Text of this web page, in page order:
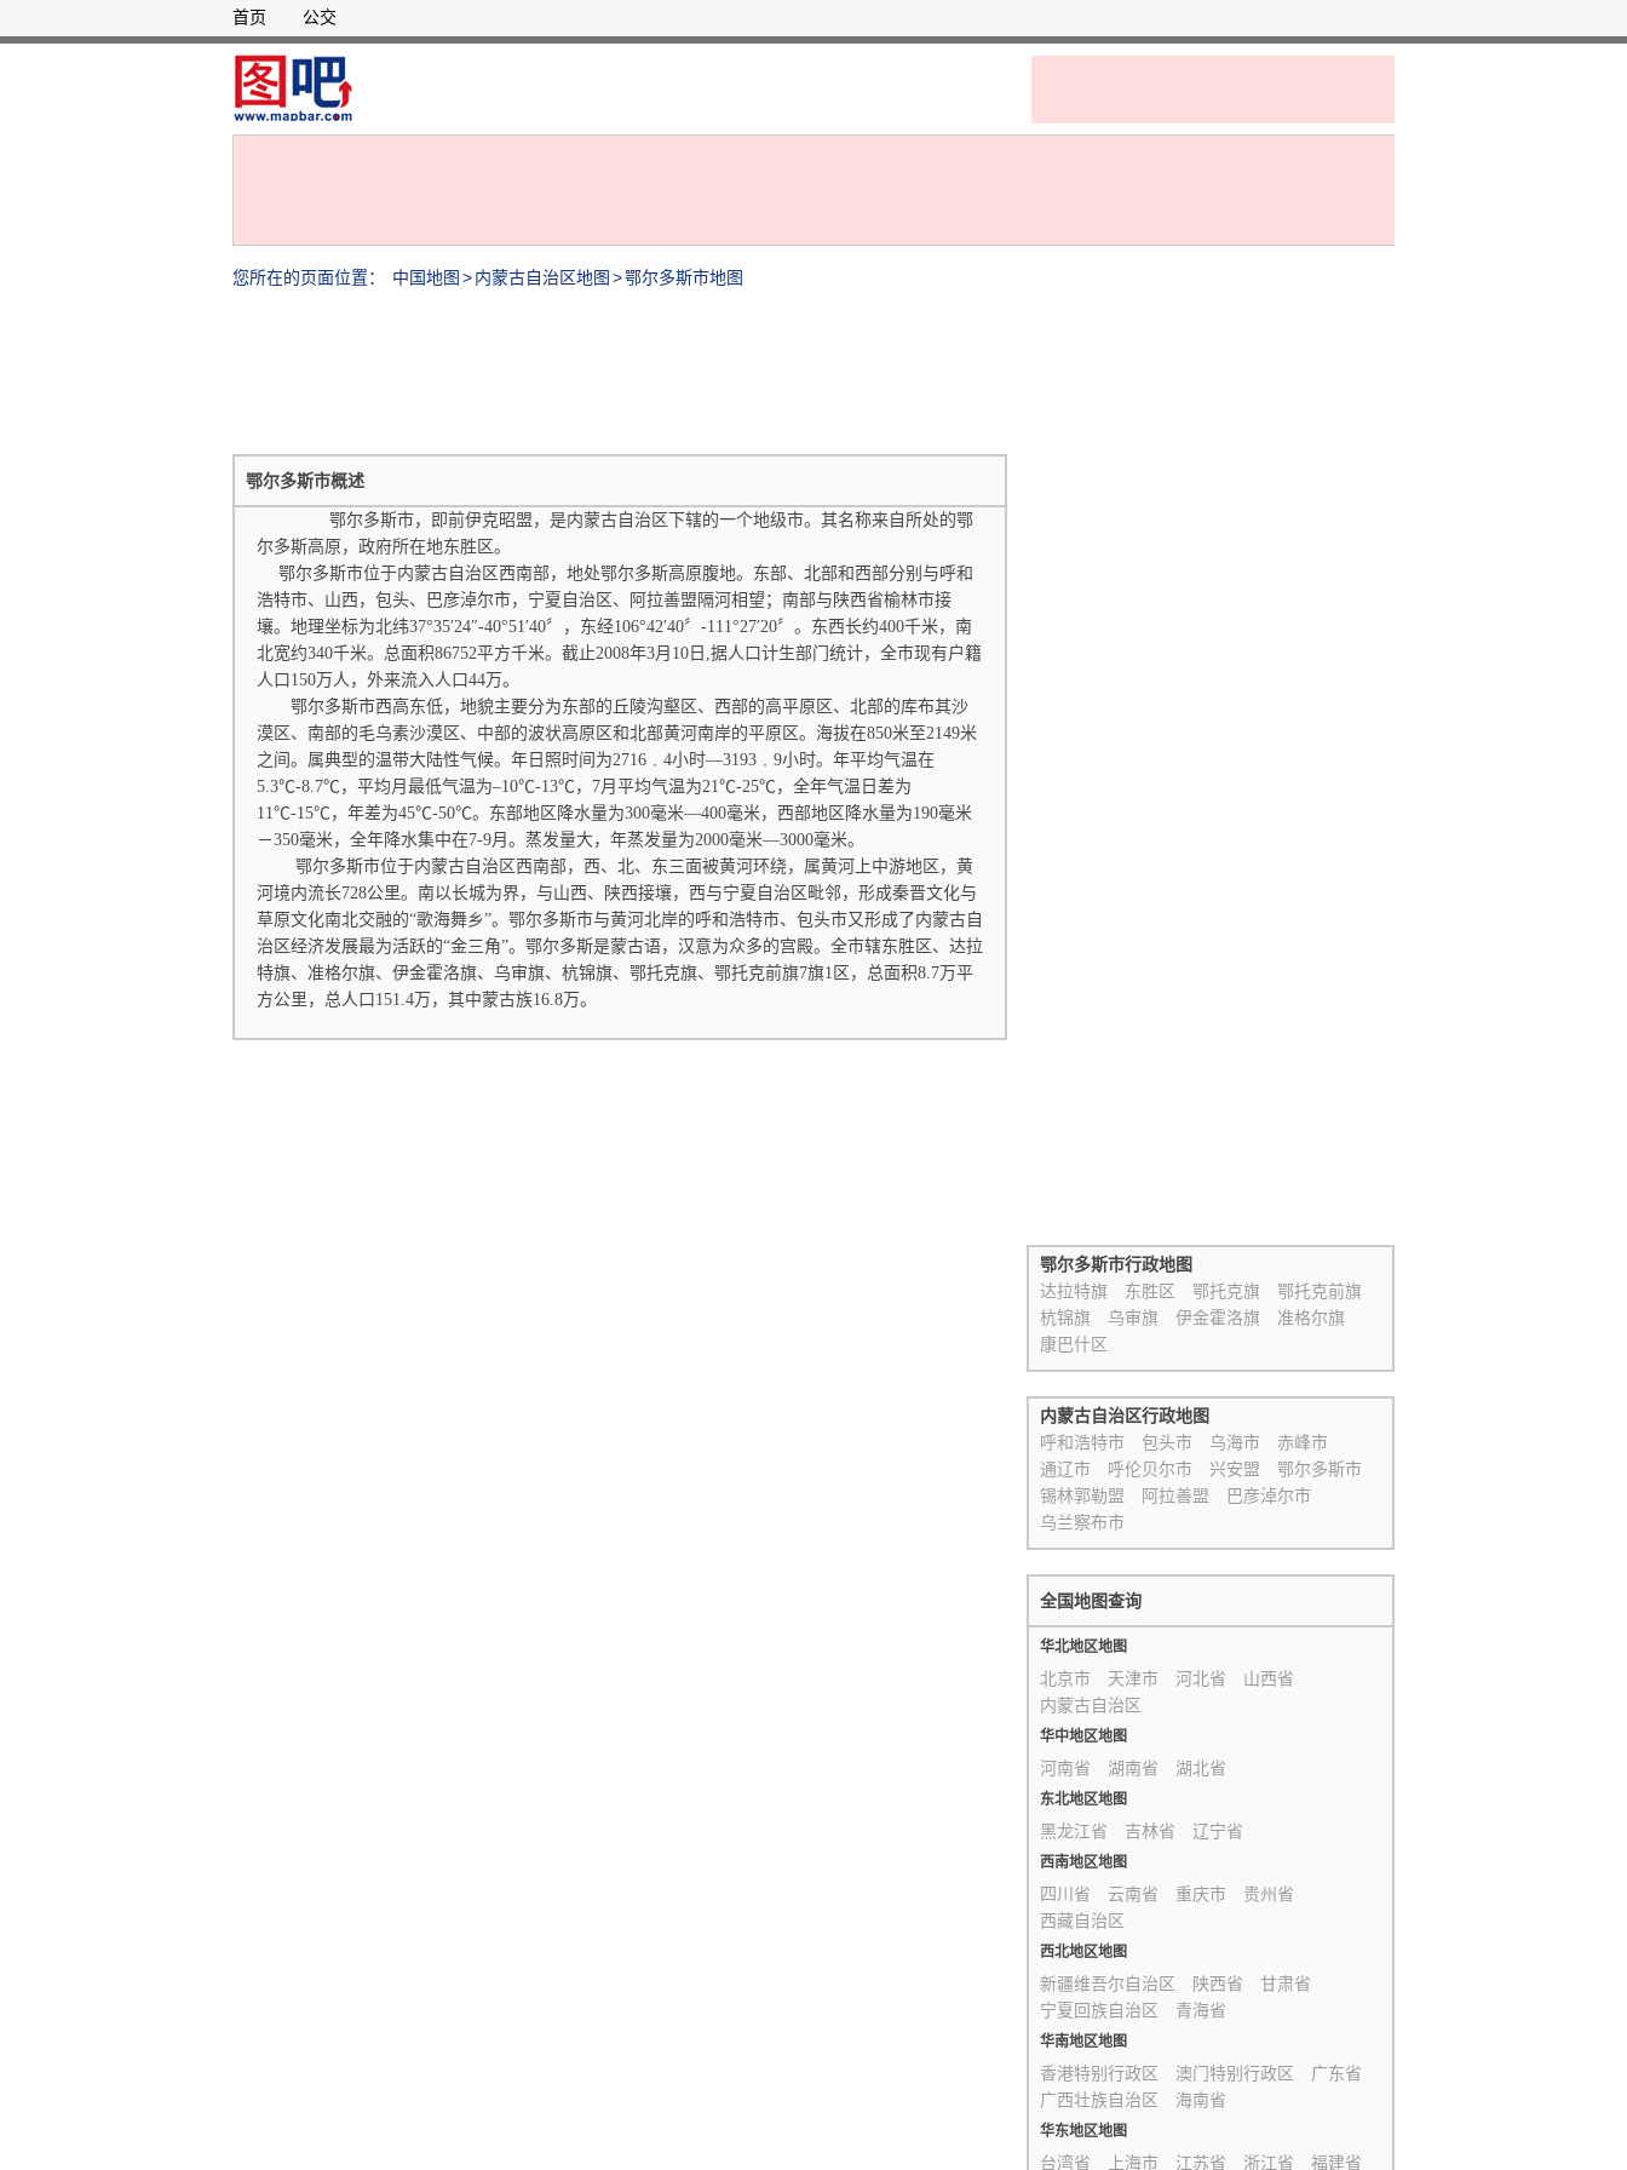
首页 公交
您所在的页面位置： 中国地图 >内蒙古自治区地图 >鄂尔多斯市地图
鄂尔多斯市概述
鄂尔多斯市，即前伊克昭盟，是内蒙古自治区下辖的一个地级市。其名称来自所处的鄂
尔多斯高原，政府所在地东胜区。
鄂尔多斯市位于内蒙古自治区西南部，地处鄂尔多斯高原腹地。东部、北部和西部分别与呼和
浩特市、山西，包头、巴彦淖尔市，宁夏自治区、阿拉善盟隔河相望；南部与陕西省榆林市接
壤。地理坐标为北纬37°35′24″-40°51′40〞，东经106°42′40〞-111°27′20〞。东西长约400千米，南
北宽约340千米。总面积86752平方千米。截止2008年3月10日,据人口计生部门统计，全市现有户籍
人口150万人，外来流入人口44万。
鄂尔多斯市西高东低，地貌主要分为东部的丘陵沟壑区、西部的高平原区、北部的库布其沙
漠区、南部的毛乌素沙漠区、中部的波状高原区和北部黄河南岸的平原区。海拔在850米至2149米
之间。属典型的温带大陆性气候。年日照时间为2716﹒4小时—3193﹒9小时。年平均气温在
5.3℃-8.7℃，平均月最低气温为–10℃-13℃，7月平均气温为21℃-25℃，全年气温日差为
11℃-15℃，年差为45℃-50℃。东部地区降水量为300毫米—400毫米，西部地区降水量为190毫米
－350毫米，全年降水集中在7-9月。蒸发量大，年蒸发量为2000毫米—3000毫米。
鄂尔多斯市位于内蒙古自治区西南部，西、北、东三面被黄河环绕，属黄河上中游地区，黄
河境内流长728公里。南以长城为界，与山西、陕西接壤，西与宁夏自治区毗邻，形成秦晋文化与
草原文化南北交融的“歌海舞乡”。鄂尔多斯市与黄河北岸的呼和浩特市、包头市又形成了内蒙古自
治区经济发展最为活跃的“金三角”。鄂尔多斯是蒙古语，汉意为众多的宫殿。全市辖东胜区、达拉
特旗、准格尔旗、伊金霍洛旗、乌审旗、杭锦旗、鄂托克旗、鄂托克前旗7旗1区，总面积8.7万平
方公里，总人口151.4万，其中蒙古族16.8万。
鄂尔多斯市行政地图
达拉特旗
东胜区 鄂托克旗
鄂托克前旗
杭锦旗
乌审旗 伊金霍洛旗
准格尔旗
康巴什区
内蒙古自治区行政地图
呼和浩特市
包头市 乌海市
赤峰市
通辽市
呼伦贝尔市 兴安盟
鄂尔多斯市
锡林郭勒盟
阿拉善盟
巴彦淖尔市
乌兰察布市
全国地图查询
华北地区地图
北京市 天津市 河北省
山西省
内蒙古自治区
华中地区地图
河南省 湖南省 湖北省
东北地区地图
黑龙江省 吉林省 辽宁省
西南地区地图
四川省 云南省 重庆市
贵州省
西藏自治区
西北地区地图
新疆维吾尔自治区 陕西省
甘肃省
宁夏回族自治区
青海省
华南地区地图
香港特别行政区 澳门特别行政区
广东省
广西壮族自治区
海南省
华东地区地图
台湾省 上海市 江苏省 浙江省 福建省